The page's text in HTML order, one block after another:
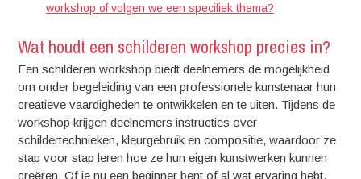
workshop of volgen we een specifiek thema?
Wat houdt een schilderen workshop precies in?
Een schilderen workshop biedt deelnemers de mogelijkheid
om onder begeleiding van een professionele kunstenaar hun
creatieve vaardigheden te ontwikkelen en te uiten. Tijdens de
workshop krijgen deelnemers instructies over
schildertechnieken, kleurgebruik en compositie, waardoor ze
stap voor stap leren hoe ze hun eigen kunstwerken kunnen
creëren. Of je nu een beginner bent of al wat ervaring hebt,